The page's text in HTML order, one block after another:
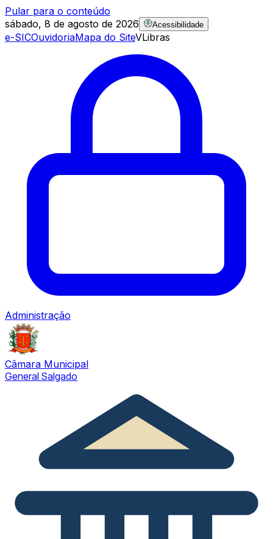
Pular para o conteúdo
sábado, 8 de agosto de 2026
Acessibilidade
e-SICOuvidoriaMapa do SiteVLibras
Administração
Câmara Municipal
General Salgado